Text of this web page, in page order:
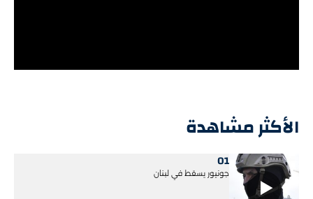
الأكثر مشاهدة
01
جونيور يسقط في لبنان